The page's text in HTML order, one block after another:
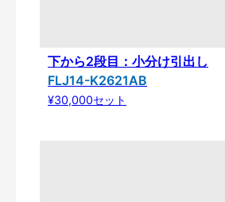
下から2段目：小分け引出し
FLJ14-K2621AB
¥30,000セット